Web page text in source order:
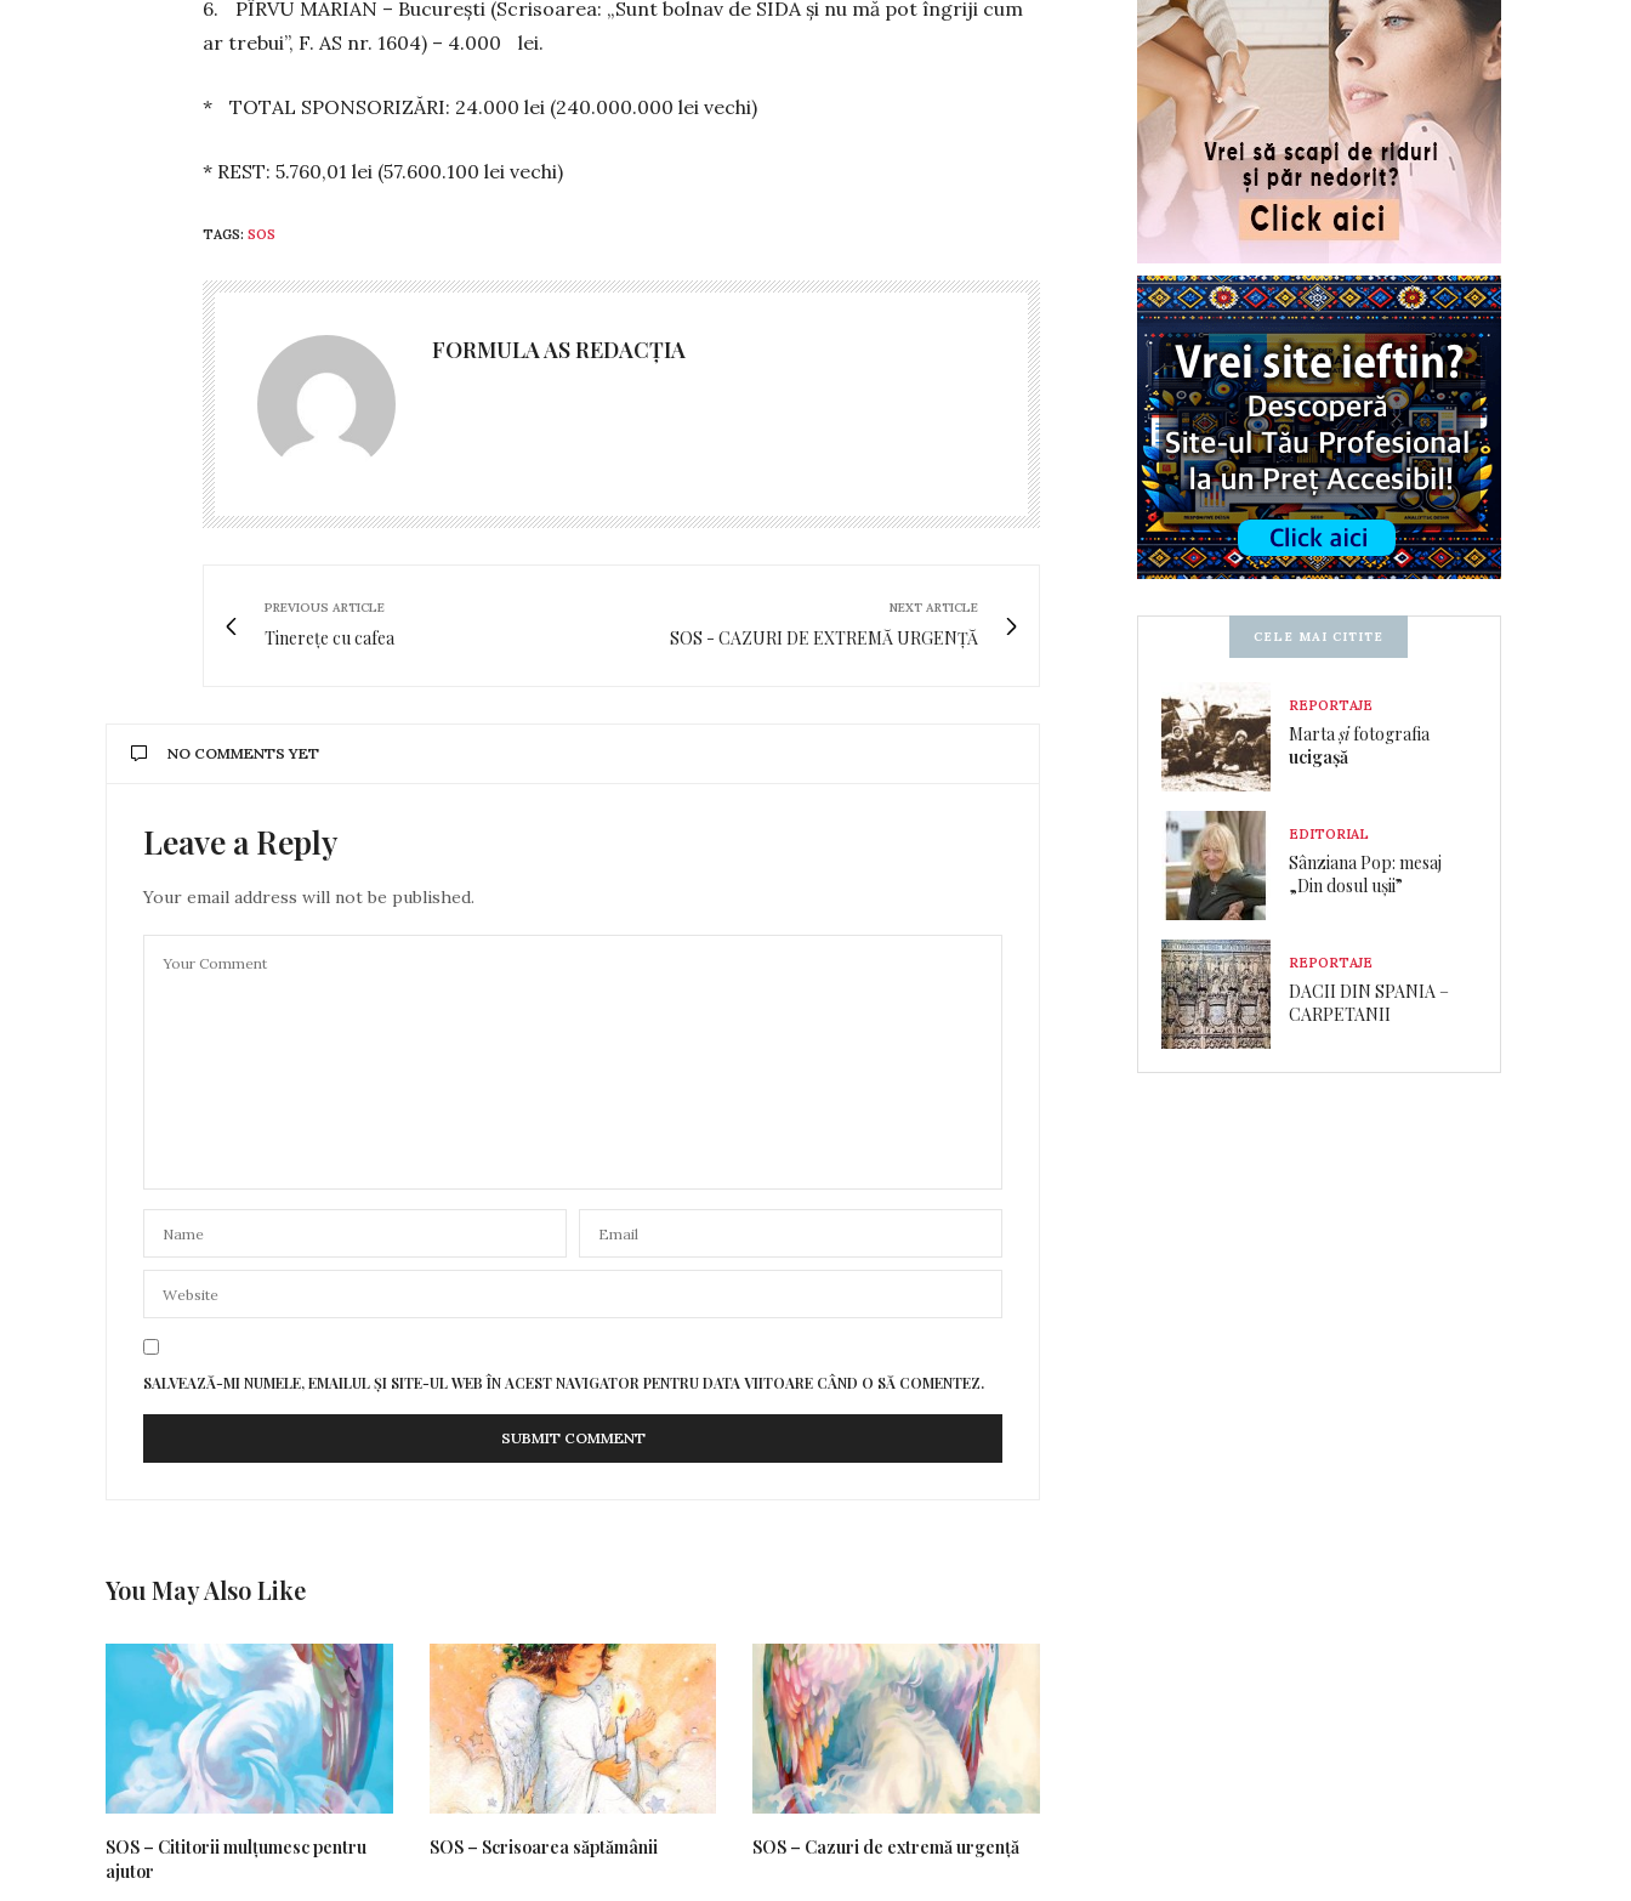
6. PÎRVU MARIAN – București (Scrisoa­rea: „Sunt bolnav de SIDA și nu mă pot îngriji cum
ar trebui”, F. AS nr. 1604) – 4.000 lei.
* TOTAL SPONSORIZĂRI: 24.000 lei (240.000.000 lei vechi)
* REST: 5.760,01 lei (57.600.100 lei vechi)
TAGS: SOS
FORMULA AS REDACȚIA
PREVIOUS ARTICLE
Tinerețe cu cafea
NEXT ARTICLE
SOS - CAZURI DE EXTREMĂ URGENȚĂ
NO COMMENTS YET
Leave a Reply
Your email address will not be published.
SALVEAZĂ-MI NUMELE, EMAILUL ȘI SITE-UL WEB ÎN ACEST NAVIGATOR PENTRU DATA VIITOARE CÂND O SĂ COMENTEZ.
You May Also Like
SOS – Cititorii mulțumesc pentru
ajutor
SOS – Scrisoarea săptămânii SOS – Cazuri de extremă urgență
CELE MAI CITITE
REPORTAJE
Martașifotografia
ucigașă
EDITORIAL
Sânziana Pop: mesaj
„Din dosul ușii”
REPORTAJE
DACII DIN SPANIA –
CARPETANII